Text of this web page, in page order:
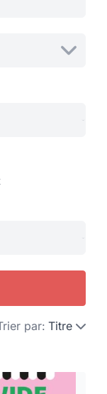
par: Titre